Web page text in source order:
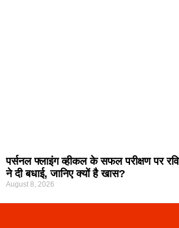
पर्सनल फ्लाइंग व्हीकल के सफल परीक्षण पर रवि
ने दी बधाई, जानिए क्यों है खास?
August 8, 2026